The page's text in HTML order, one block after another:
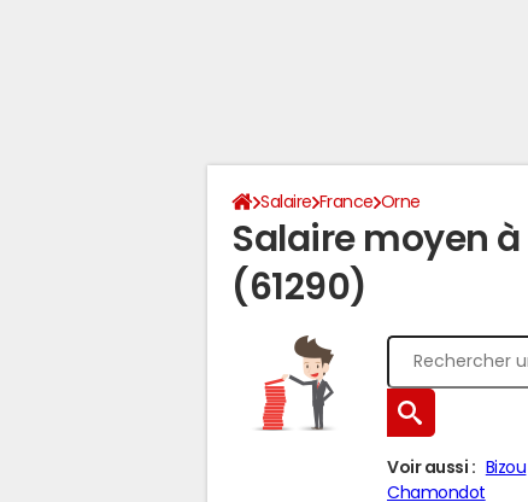
Salaire France Orne
Salaire moyen
(61290)
Voir aussi : Bizou
Chamondot